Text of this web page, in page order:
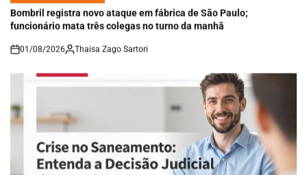
IN
Bombril registra novo ataque em fábrica de São Paulo;
funcionário mata três colegas no turno da manhã
on
01/08/2026 Thaisa Zago Sartori